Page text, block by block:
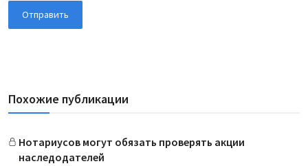
Отправить
Похожие публикации
Нотариусов могут обязать проверять акции
наследодателей